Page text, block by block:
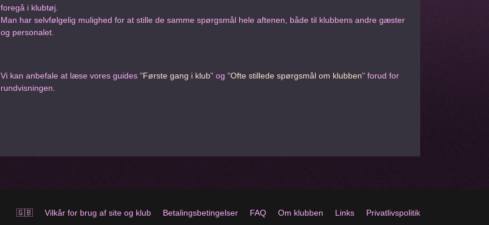
foregå i klubtøj.
Man har selvfølgelig mulighed for at stille de samme spørgsmål hele aftenen, både til klubbens andre gæster
og personalet.
Vi kan anbefale at læse vores guides "Første gang i klub" og "Ofte stillede spørgsmål om klubben" forud for
rundvisningen.
🇬🇧 Vilkår for brug af site og klub Betalingsbetingelser FAQ Om klubben Links Privatlivspolitik